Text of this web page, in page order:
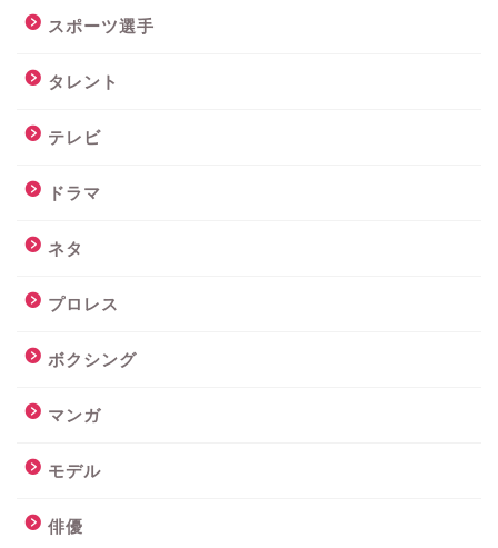
スポーツ選手
タレント
テレビ
ドラマ
ネタ
プロレス
ボクシング
マンガ
モデル
俳優